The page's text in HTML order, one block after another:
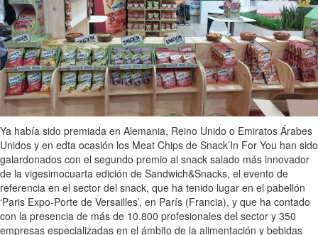
Ya había sido premiada en Alemania, Reino Unido o Emiratos Árabes
Unidos y en edta ocasión los Meat Chips de Snack’In For You han sido
galardonados con el segundo premio al snack salado más innovador
de la vigesimocuarta edición de Sandwich&Snacks, el evento de
referencia en el sector del snack, que ha tenido lugar en el pabellón
‘Paris Expo-Porte de Versailles’, en París (Francia), y que ha contado
con la presencia de más de 10.800 profesionales del sector y 350
empresas especializadas en el ámbito de la alimentación y bebidas